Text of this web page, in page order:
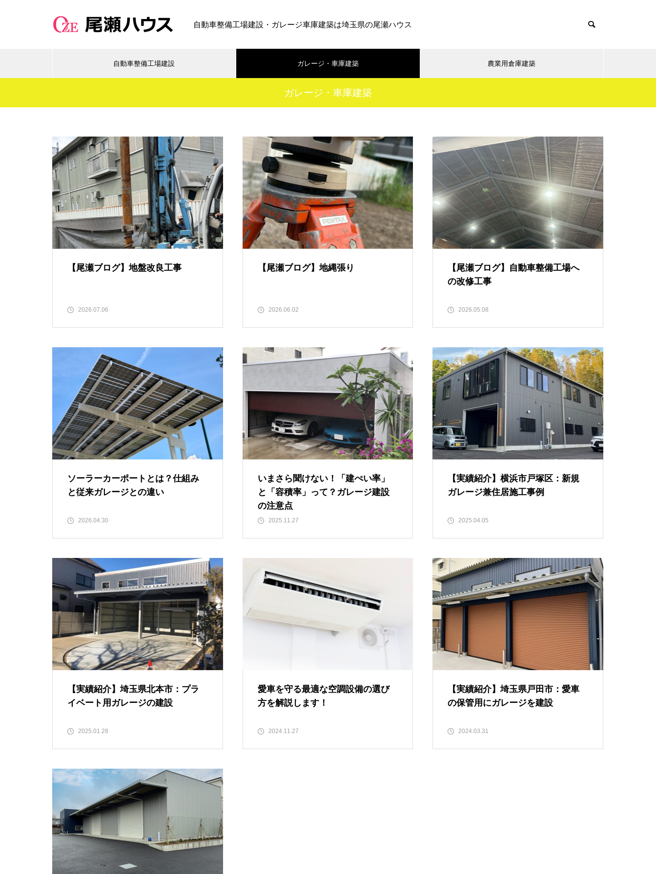
自動車整備工場建設・ガレージ車庫建築は埼玉県の尾瀬ハウス
自動車整備工場建設 ガレージ・車庫建築 農業用倉庫建築
ガレージ・車庫建築
【尾瀬ブログ】地盤改良工事
2026.07.06
【尾瀬ブログ】地縄張り
2026.06.02
【尾瀬ブログ】自動車整備工場へ
の改修工事
2026.05.08
ソーラーカーポートとは？仕組み
と従来ガレージとの違い
2026.04.30
いまさら聞けない！「建ぺい率」
と「容積率」って？ガレージ建設
の注意点
2025.11.27
【実績紹介】横浜市戸塚区：新規
ガレージ兼住居施工事例
2025.04.05
【実績紹介】埼玉県北本市：プラ
イベート用ガレージの建設
2025.01.28
愛車を守る最適な空調設備の選び
方を解説します！
2024.11.27
【実績紹介】埼玉県戸田市：愛車
の保管用にガレージを建設
2024.03.31